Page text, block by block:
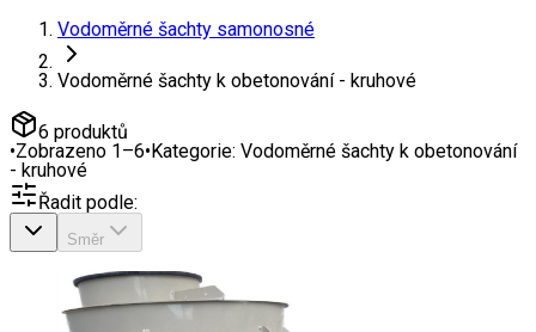
Vodoměrné šachty samonosné
Vodoměrné šachty k obetonování - kruhové
6 produktů
•Zobrazeno 1–6•Kategorie: Vodoměrné šachty k obetonování
- kruhové
Řadit podle:
Směr